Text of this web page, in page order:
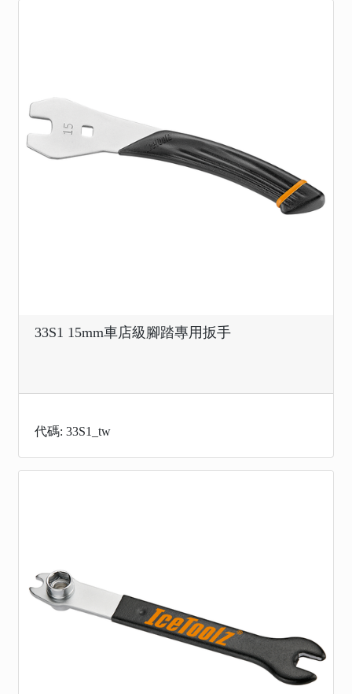
33S1 15mm車店級腳踏專用扳手
代碼: 33S1_tw